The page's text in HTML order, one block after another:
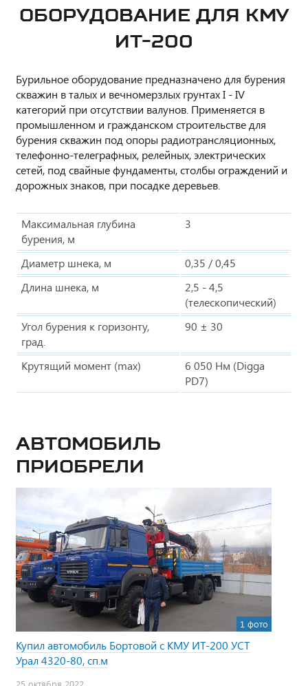
ОБОРУДОВАНИЕ ДЛЯ КМУ
ИТ-200
Бурильное оборудование предназначено для бурения
скважин в талых и вечномерзлых грунтах I - IV
категорий при отсутствии валунов. Применяется в
промышленном и гражданском строительстве для
бурения скважин под опоры радиотрансляционных,
телефонно-телеграфных, релейных, электрических
сетей, под свайные фундаменты, столбы ограждений и
дорожных знаков, при посадке деревьев.
Максимальная глубина
бурения, м
3
Диаметр шнека, м
0,35 / 0,45
Длина шнека, м
2,5 - 4,5
(телескопический)
Угол бурения к горизонту,
град.
90 ± 30
Крутящий момент (max)
6 050 Нм (Digga
PD7)
Автомобиль
приобрели
1 фото
Купил автомобиль Бортовой с КМУ ИТ-200 УСТ
Урал 4320-80, сп.м